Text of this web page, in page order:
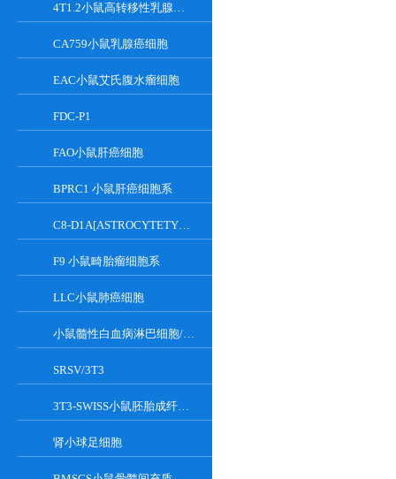
4T1.2小鼠高转移性乳腺癌细胞
CA759小鼠乳腺癌细胞
EAC小鼠艾氏腹水瘤细胞
FDC-P1
FAO小鼠肝癌细胞
BPRC1 小鼠肝癌细胞系
C8-D1A[ASTROCYTETYPEICLONE]小鼠小脑细胞
F9 小鼠畸胎瘤细胞系
LLC小鼠肺癌细胞
小鼠髓性白血病淋巴细胞/小鼠白血病G-CSF依赖性细胞
SRSV/3T3
3T3-SWISS小鼠胚胎成纤维细胞
肾小球足细胞